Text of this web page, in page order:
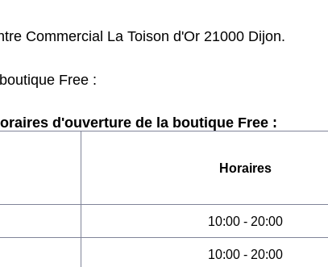
Commercial La Toison d'Or 21000 Dijon.
Free :
d'ouverture de la boutique Free :
Horaires
10:00 - 20:00
10:00 - 20:00